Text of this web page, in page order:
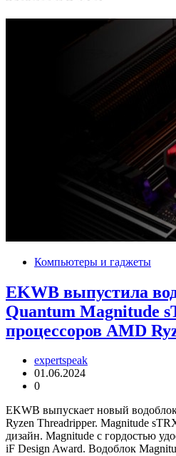
Компьютеры и гаджеты
EKWB выпустила
Quantum Magnitude
процессоров AMD
expertspeak
01.06.2024
0
EKWB выпускает новый
Ryzen Threadripper. Magnitude
дизайн. Magnitude с гордостью
iF Design Award. Водоблок